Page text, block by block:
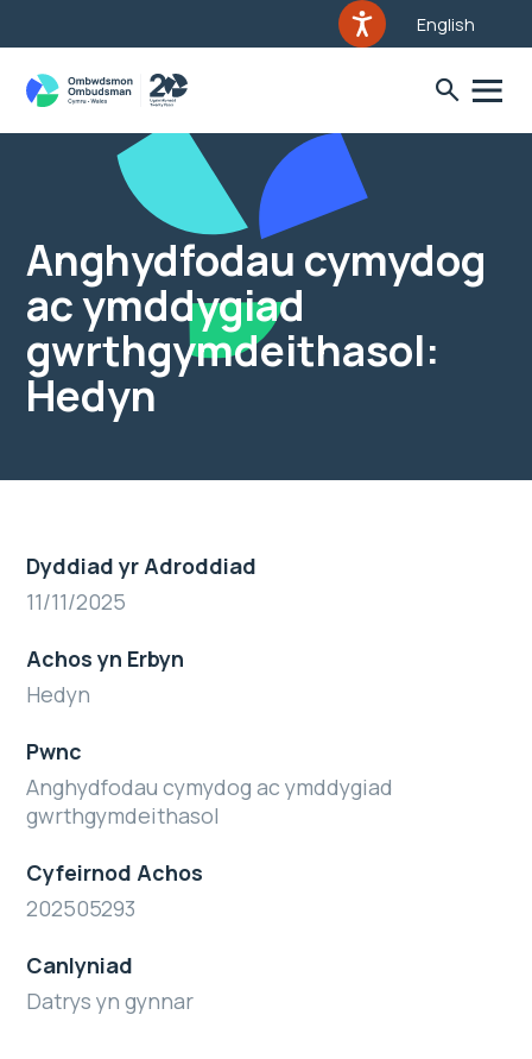
English
Anghydfodau cymydog
ac ymddygiad
gwrthgymdeithasol:
Hedyn
Dyddiad yr Adroddiad
11/11/2025
Achos yn Erbyn
Hedyn
Pwnc
Anghydfodau cymydog ac ymddygiad
gwrthgymdeithasol
Cyfeirnod Achos
202505293
Canlyniad
Datrys yn gynnar